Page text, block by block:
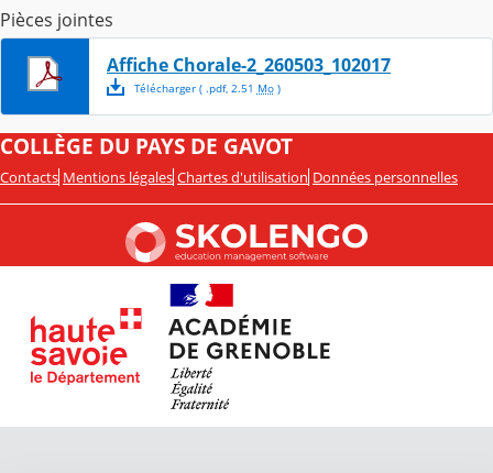
Pièces jointes
Affiche Chorale-2_260503_102017
Télécharger( .pdf, 2.51 Mo)
COLLÈGE DU PAYS DE GAVOT
Contacts Mentions légales Chartes d'utilisation Données personnelles